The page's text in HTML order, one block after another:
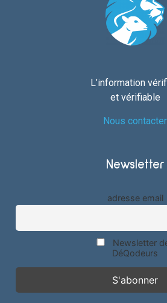
L’information
et vérifiable
Nous contacter
Newsletter
adresse email
Newsletter
DéQodeurs